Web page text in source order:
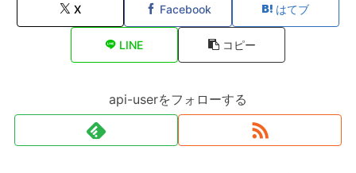
X Facebook はてブ
LINE コピー
api-userをフォローする